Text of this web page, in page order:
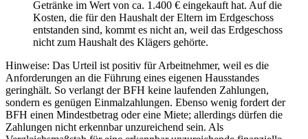
Getränke im Wert von ca. 1.400 € eingekauft hat. Auf die
Kosten, die für den Haushalt der Eltern im Erdgeschoss
entstanden sind, kommt es nicht an, weil das Erdgeschoss
nicht zum Haushalt des Klägers gehörte.
Hinweise: Das Urteil ist positiv für Arbeitnehmer, weil es die
Anforderungen an die Führung eines eigenen Hausstandes
geringhält. So verlangt der BFH keine laufenden Zahlungen,
sondern es genügen Einmalzahlungen. Ebenso wenig fordert der
BFH einen Mindestbetrag oder eine Miete; allerdings dürfen die
Zahlungen nicht erkennbar unzureichend sein. Als